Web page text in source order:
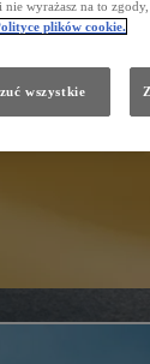
wyrażasz na to zgody,
plików cookie.
wszystkie